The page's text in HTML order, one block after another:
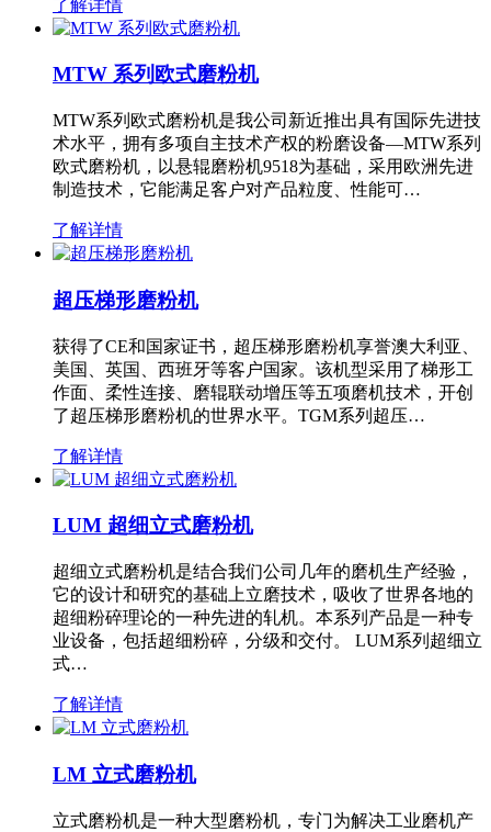
了解详情
MTW 系列欧式磨粉机
MTW系列欧式磨粉机是我公司新近推出具有国际先进技
术水平，拥有多项自主技术产权的粉磨设备—MTW系列
欧式磨粉机，以悬辊磨粉机9518为基础，采用欧洲先进
制造技术，它能满足客户对产品粒度、性能可…
了解详情
超压梯形磨粉机
获得了CE和国家证书，超压梯形磨粉机享誉澳大利亚、
美国、英国、西班牙等客户国家。该机型采用了梯形工
作面、柔性连接、磨辊联动增压等五项磨机技术，开创
了超压梯形磨粉机的世界水平。TGM系列超压…
了解详情
LUM 超细立式磨粉机
超细立式磨粉机是结合我们公司几年的磨机生产经验，
它的设计和研究的基础上立磨技术，吸收了世界各地的
超细粉碎理论的一种先进的轧机。本系列产品是一种专
业设备，包括超细粉碎，分级和交付。 LUM系列超细立
式…
了解详情
LM 立式磨粉机
立式磨粉机是一种大型磨粉机，专门为解决工业磨机产